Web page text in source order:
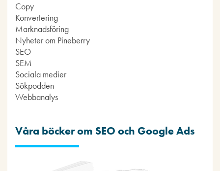
Copy
Konvertering
Marknadsföring
Nyheter om Pineberry
SEO
SEM
Sociala medier
Sökpodden
Webbanalys
Våra böcker om SEO och Google Ads